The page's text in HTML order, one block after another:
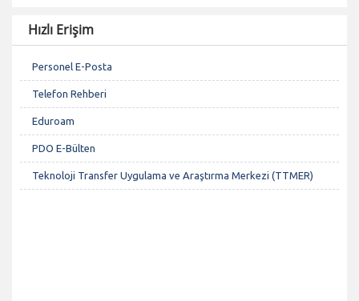
Hızlı Erişim
Personel E-Posta
Telefon Rehberi
Eduroam
PDO E-Bülten
Teknoloji Transfer Uygulama ve Araştırma Merkezi (TTMER)